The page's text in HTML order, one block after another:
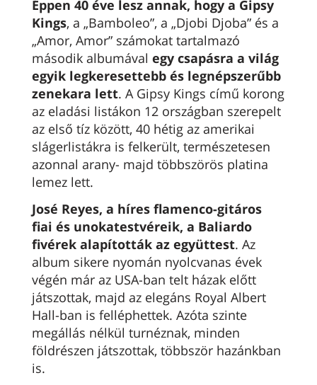
Éppen 40 éve lesz annak, hogy a Gipsy
Kings, a „Bamboleo”, a „Djobi Djoba” és a
„Amor, Amor” számokat tartalmazó
második albumával egy csapásra a világ
egyik legkeresettebb és legnépszerűbb
zenekara lett. A Gipsy Kings című korong
az eladási listákon 12 országban szerepelt
az első tíz között, 40 hétig az amerikai
slágerlistákra is felkerült, természetesen
azonnal arany- majd többszörös platina
lemez lett.
José Reyes, a híres flamenco-gitáros
fiai és unokatestvéreik, a Baliardo
fivérek alapították az együttest. Az
album sikere nyomán nyolcvanas évek
végén már az USA-ban telt házak előtt
játszottak, majd az elegáns Royal Albert
Hall-ban is felléphettek. Azóta szinte
megállás nélkül turnéznak, minden
földrészen játszottak, többször hazánkban
is.